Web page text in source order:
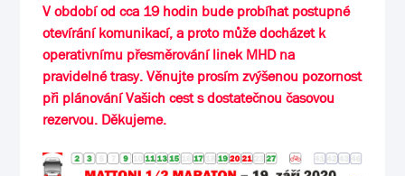
V období od cca 19 hodin bude probíhat postupné
otevírání komunikací, a proto může docházet k
operativnímu přesměrování linek MHD na
pravidelné trasy. Věnujte prosím zvýšenou pozornost
při plánování Vašich cest s dostatečnou časovou
rezervou. Děkujeme.